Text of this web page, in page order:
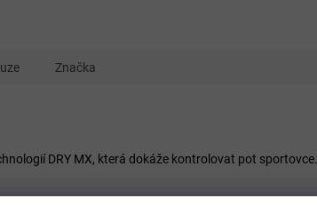
Značka
DRY MX, která dokáže kontrolovat pot sportovce.